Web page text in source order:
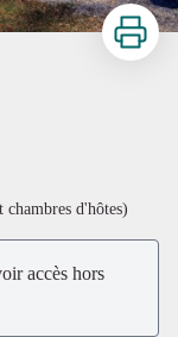
plein écran
Imprimer
chambres d'hôtes)
accès hors